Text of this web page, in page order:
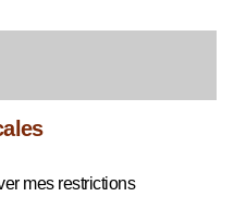
mes restrictions